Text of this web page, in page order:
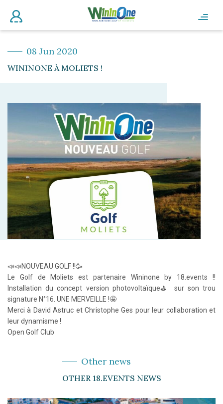
08 Jun 2020
WININONE À MOLIETS !
📣📣NOUVEAU GOLF !!🥳
Le Golf de Moliets est partenaire Wininone by 18.events !!
Installation du concept version photovoltaïque⛳️ sur son trou
signature N°16. UNE MERVEILLE !🤩
Merci à David Astruc et Christophe Ges pour leur collaboration et
leur dynamisme !
Open Golf Club
Other news
OTHER 18.EVENTS NEWS